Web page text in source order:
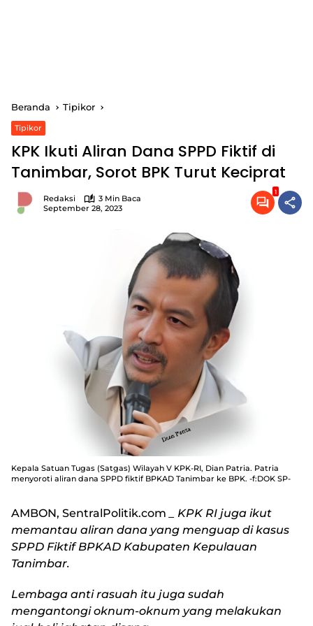
Beranda Tipikor
Tipikor
KPK Ikuti Aliran Dana SPPD Fiktif di
Tanimbar, Sorot BPK Turut Keciprat
Redaksi
3 Min Baca
September 28, 2023
1
Kepala Satuan Tugas (Satgas) Wilayah V KPK-RI, Dian Patria. Patria
menyoroti aliran dana SPPD fiktif BPKAD Tanimbar ke BPK. -f:DOK SP-
AMBON, SentralPolitik.com _ KPK RI juga ikut
memantau aliran dana yang menguap di kasus
SPPD Fiktif BPKAD Kabupaten Kepulauan
Tanimbar.
Lembaga anti rasuah itu juga sudah
mengantongi oknum-oknum yang melakukan